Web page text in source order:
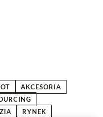
AKCESORIA
RYNEK